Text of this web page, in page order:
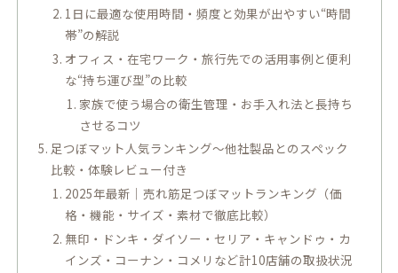
1日に最適な使用時間・頻度と効果が出やすい“時間
帯”の解説
オフィス・在宅ワーク・旅行先での活用事例と便利
な“持ち運び型”の比較
家族で使う場合の衛生管理・お手入れ法と長持ち
させるコツ
足つぼマット人気ランキング～他社製品とのスペック
比較・体験レビュー付き
2025年最新｜売れ筋足つぼマットランキング（価
格・機能・サイズ・素材で徹底比較）
無印・ドンキ・ダイソー・セリア・キャンドゥ・カ
インズ・コーナン・コメリなど計10店舗の取扱状況